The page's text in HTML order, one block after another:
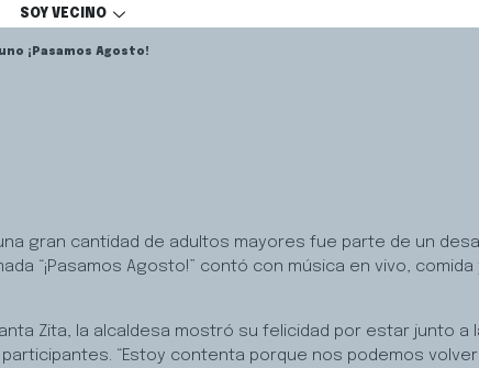
SOY VECINO
¡Pasamos Agosto!
gran cantidad de adultos mayores fue parte de un
“¡Pasamos Agosto!” contó con música en vivo,
Zita, la alcaldesa mostró su felicidad por estar junto a
“Estoy contenta porque nos podemos